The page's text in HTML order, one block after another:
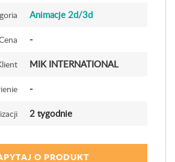
Animacje 2d/3d
-
MIK INTERNATIONAL
-
2 tygodnie
O PRODUKT